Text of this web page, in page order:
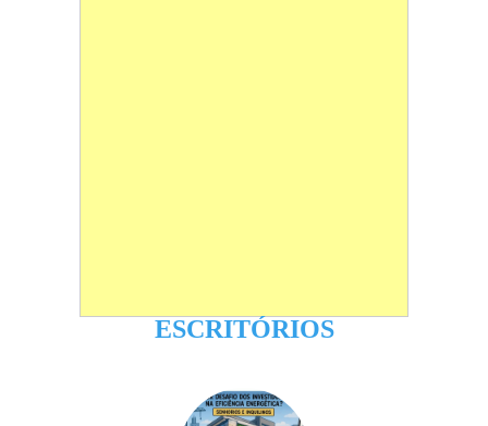
ESCRITÓRIOS